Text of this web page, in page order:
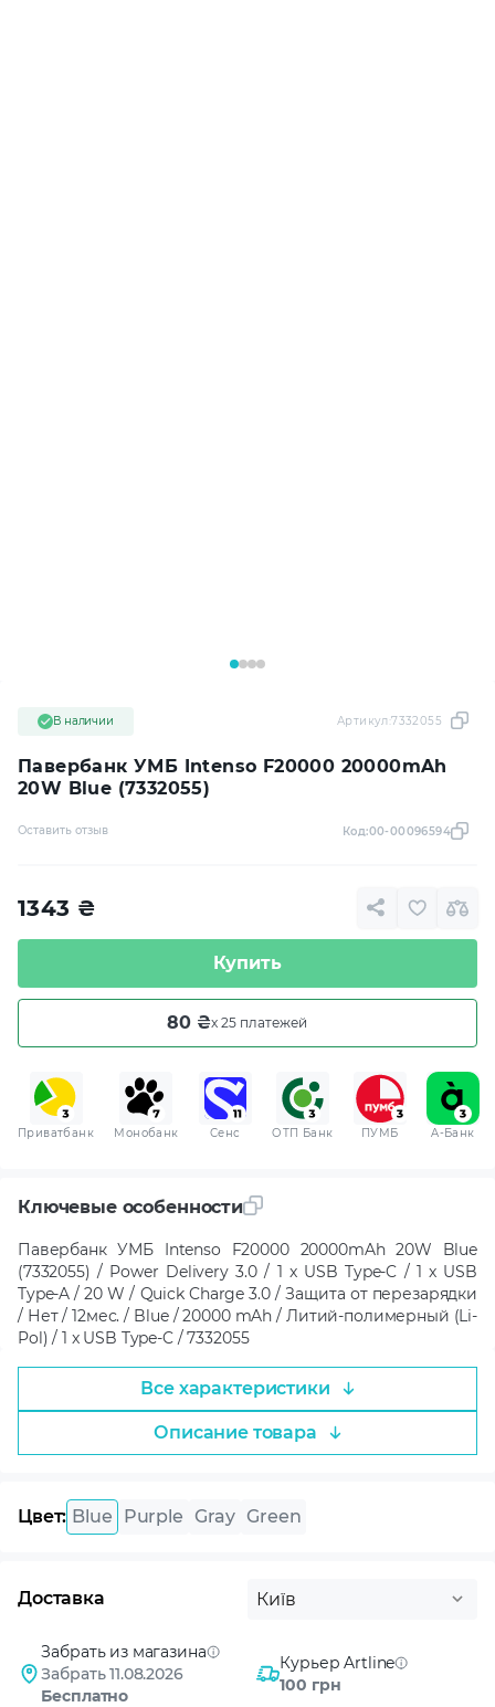
Павербанк УМБ Intenso F20000 20000mAh
20W Blue (7332055)
В наличии Артикул:7332055
Оставить отзыв Код:00-00096594
1343 ₴
Купить
80 ₴x 25 платежей
Приватбанк Монобанк Сенс ОТП Банк ПУМБ A-Банк
Ключевые особенности
Павербанк УМБ Intenso F20000 20000mAh 20W Blue
(7332055) / Power Delivery 3.0 / 1 x USB Type-C / 1 x USB
Type-A / 20 W / Quick Charge 3.0 / Защита от перезарядки
/ Нет / 12мес. / Blue / 20000 mAh / Литий-полимерный (Li-
Pol) / 1 x USB Type-C / 7332055
Все характеристики
Описание товара
Цвет: Blue Purple Gray Green
Доставка Київ
Забрать из магазина
Забрать 11.08.2026
Бесплатно
Курьер Artline
100 грн